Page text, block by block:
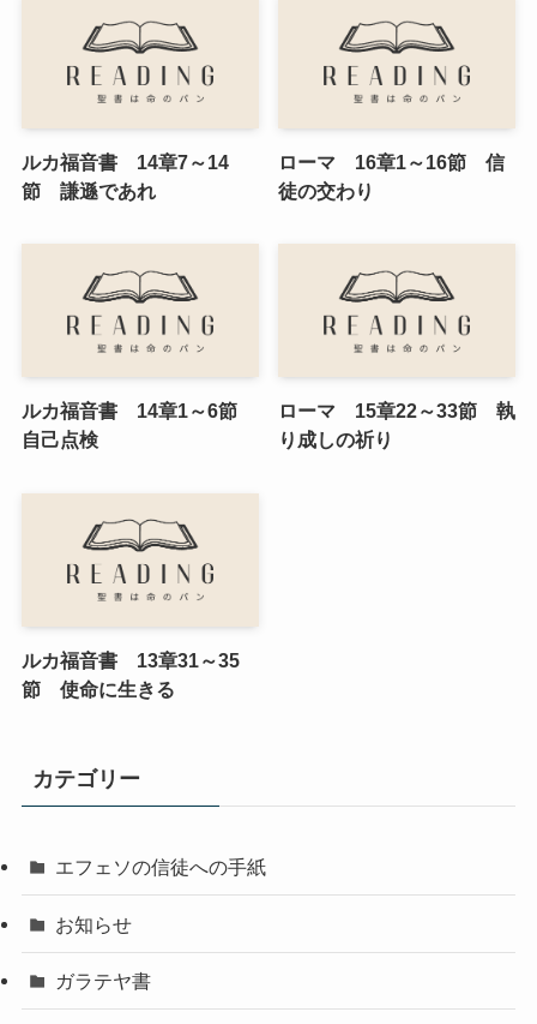
ルカ福音書 14章7～14
節 謙遜であれ
ローマ 16章1～16節 信
徒の交わり
ルカ福音書 14章1～6節
自己点検
ローマ 15章22～33節 執
り成しの祈り
ルカ福音書 13章31～35
節 使命に生きる
カテゴリー
エフェソの信徒への手紙
お知らせ
ガラテヤ書